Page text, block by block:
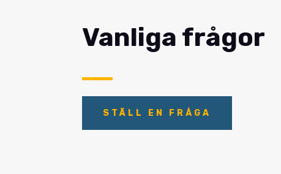
Vanliga frågor
STÄLL EN FRÅGA